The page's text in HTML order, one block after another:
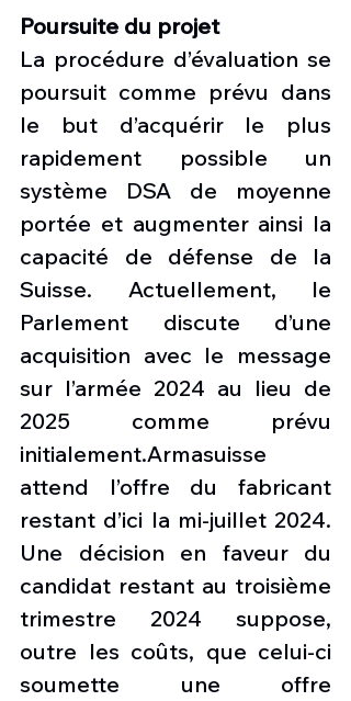
Poursuite du projet
La procédure d’évaluation se
poursuit comme prévu dans
le but d’acquérir le plus
rapidement possible un
système DSA de moyenne
portée et augmenter ainsi la
capacité de défense de la
Suisse. Actuellement, le
Parlement discute d’une
acquisition avec le message
sur l’armée 2024 au lieu de
2025 comme prévu
initialement.Armasuisse
attend l’offre du fabricant
restant d’ici la mi-juillet 2024.
Une décision en faveur du
candidat restant au troisième
trimestre 2024 suppose,
outre les coûts, que celui-ci
soumette une offre